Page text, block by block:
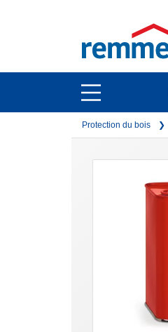
open
main
navigation
open
main
Protection du bois